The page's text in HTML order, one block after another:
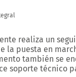
realiza un
la puesta en
también se
soporte técnico